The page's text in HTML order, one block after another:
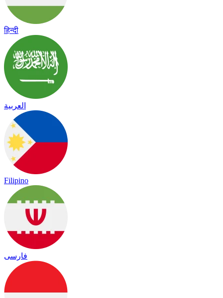
हिन्दी
العربية
Filipino
فارسی